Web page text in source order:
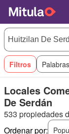
Filtros
Locales
De Serdán
533 propiedades
Ordenar por: